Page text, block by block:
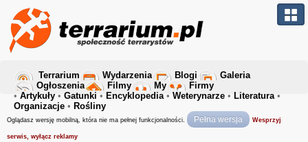
Terrarium Wydarzenia Blogi
Galeria
Ogłoszenia
Filmy My
Firmy
• Artykuły • Gatunki • Encyklopedia• Weterynarze • Literatura•
Organizacje • Rośliny
Oglądasz wersję mobilną, która nie ma pełnej funkcjonalności. Pełna wersja Wesprzyj
serwis, wyłącz reklamy